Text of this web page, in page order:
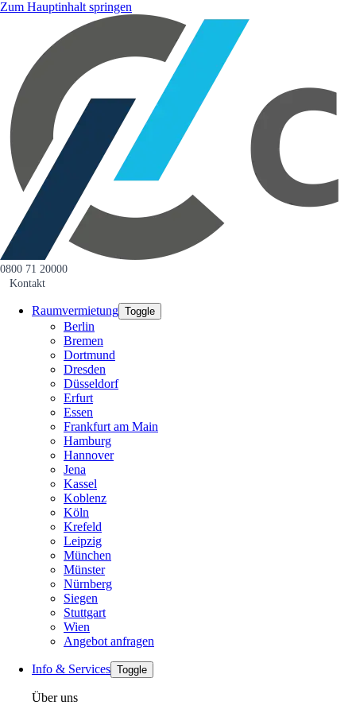
Zum Hauptinhalt springen
0800 71 20000
Kontakt
Raumvermietung Toggle
Berlin
Bremen
Dortmund
Dresden
Düsseldorf
Erfurt
Essen
Frankfurt am Main
Hamburg
Hannover
Jena
Kassel
Koblenz
Köln
Krefeld
Leipzig
München
Münster
Nürnberg
Siegen
Stuttgart
Wien
Angebot anfragen
Info & Services Toggle
Über uns